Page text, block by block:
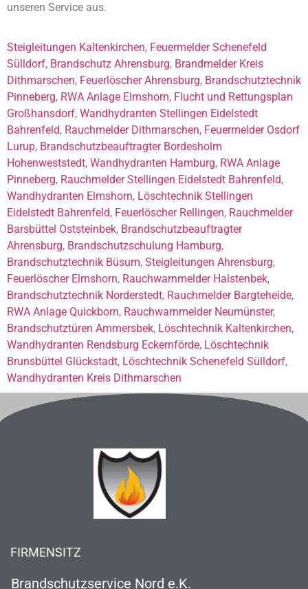
unseren Service aus.
Steigleitungen Kaltenkirchen, Feuermelder Schenefeld
Sülldorf, Brandschutz Ahrensburg, Brandmelder Kreis
Dithmarschen, Feuerlöscher Ahrensburg, Brandschutztechnik
Pinneberg, RWA Anlage Elmshorn, Flucht und Rettungsplan
Großhansdorf, Wandhydranten Stellingen Eidelstedt
Bahrenfeld, Rauchmelder Dithmarschen, Feuermelder Osdorf
Lurup, Brandschutzbeauftragter Bordesholm
Hohenweststedt, Wandhydranten Hamburg, RWA Anlage
Pinneberg, Rauchmelder Stellingen Eidelstedt Bahrenfeld,
Wandhydranten Elmshorn, Löschtechnik Stellingen
Eidelstedt Bahrenfeld, Feuerlöscher Rellingen, Rauchmelder
Barsbüttel Oststeinbek, Brandschutzbeauftragter
Ahrensburg, Brandschutzschulung Hamburg,
Brandschutztechnik Büsum, Steigleitungen Ahrensburg,
Feuerlöscher Elmshorn, Rauchwarnmelder Halstenbek,
Brandschutztechnik Norderstedt, Rauchmelder Bargteheide,
RWA Anlage Quickborn, Rauchwarnmelder Neumünster,
Brandschutztüren Ammersbek, Löschtechnik Kaltenkirchen,
Wandhydranten Rendsburg Eckernförde, Löschtechnik
Brunsbüttel Glückstadt, Löschtechnik Schenefeld Sülldorf,
Wandhydranten Kreis Dithmarschen
FIRMENSITZ
Brandschutzservice Nord e.K.